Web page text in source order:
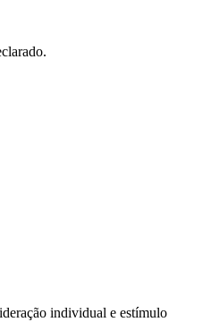
individual e estímulo